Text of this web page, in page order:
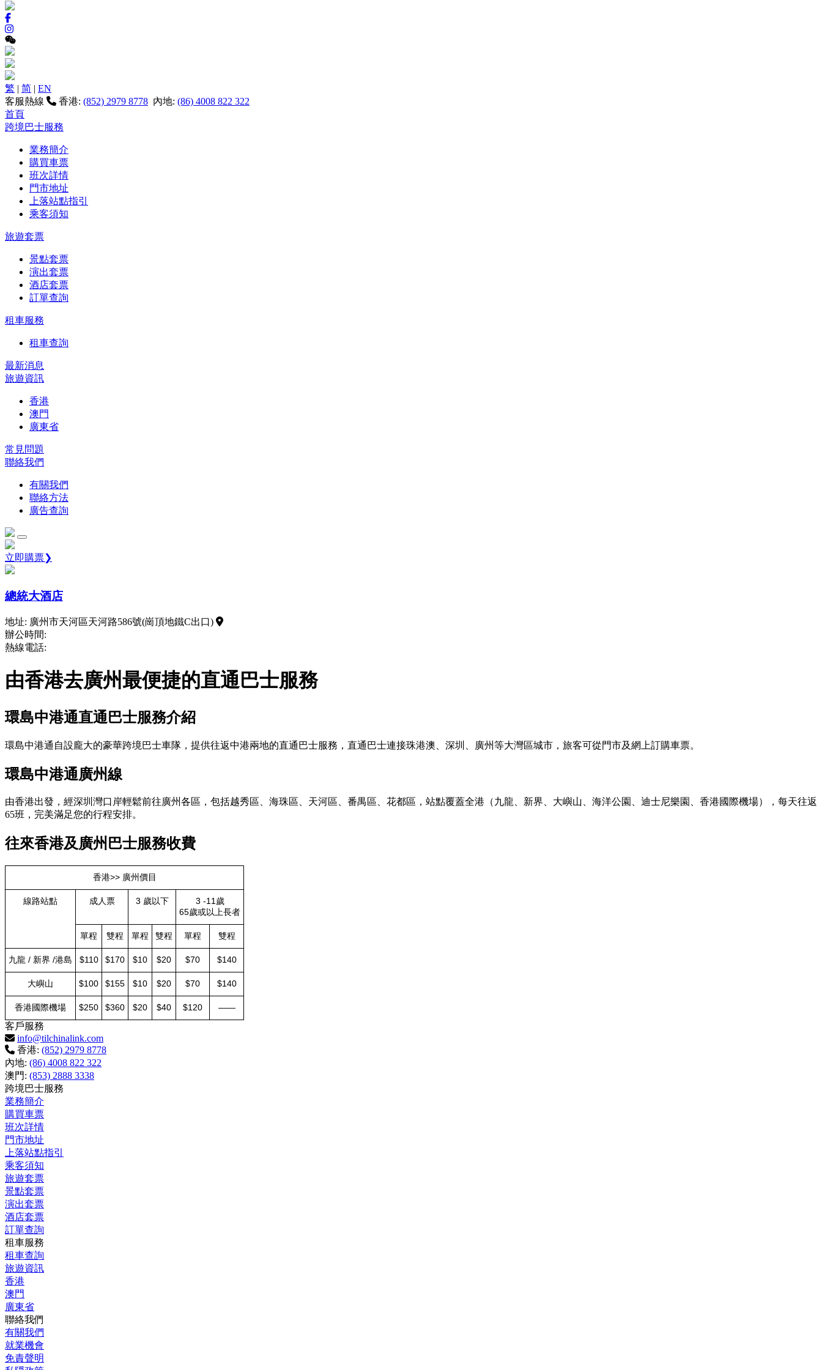
繁 | 简 | EN
客服熱線
香港: (852) 2979 8778 內地: (86) 4008 822 322
首頁
跨境巴士服務
業務簡介
購買車票
班次詳情
門市地址
上落站點指引
乘客須知
旅遊套票
景點套票
演出套票
酒店套票
訂單查詢
租車服務
租車查詢
最新消息
旅遊資訊
香港
澳門
廣東省
常見問題
聯絡我們
有關我們
聯絡方法
廣告查詢
立即購票❯
總統大酒店
地址: 廣州市天河區天河路586號(崗頂地鐵C出口)
辦公時間:
熱線電話:
由香港去廣州最便捷的直通巴士服務
環島中港通直通巴士服務介紹
環島中港通自設龐大的豪華跨境巴士車隊，提供往返中港兩地的直通巴士服務，直通巴士連接珠港澳、深圳、廣州等大灣區城市，旅客可從門市及網上訂購車票。
環島中港通廣州線
由香港出發，經深圳灣口岸輕鬆前往廣州各區，包括越秀區、海珠區、天河區、番禺區、花都區，站點覆蓋全港（九龍、新界、大嶼山、海洋公園、迪士尼樂園、香港國際機場），每天往返
65班，完美滿足您的行程安排。
往來香港及廣州巴士服務收費
香港>> 廣州價目
線路站點 成人票 3 歲以下
3 -11歲
65歲或以上長者
單程 雙程 單程 雙程 單程 雙程
九龍 / 新界 /港島 $110 $170 $10 $20 $70 $140
大嶼山 $100 $155 $10 $20 $70 $140
香港國際機場 $250 $360 $20 $40 $120 ——
客戶服務
info@tilchinalink.com
香港: (852) 2979 8778
內地: (86) 4008 822 322
澳門: (853) 2888 3338
跨境巴士服務
業務簡介
購買車票
班次詳情
門市地址
上落站點指引
乘客須知
旅遊套票
景點套票
演出套票
酒店套票
訂單查詢
租車服務
租車查詢
旅遊資訊
香港
澳門
廣東省
聯絡我們
有關我們
就業機會
免責聲明